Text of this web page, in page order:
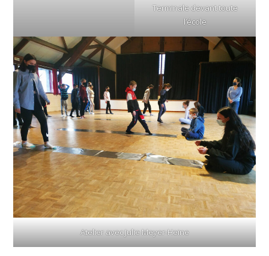
Terminale devant toute
l’école
Atelier avec Julie Meyer-Heine